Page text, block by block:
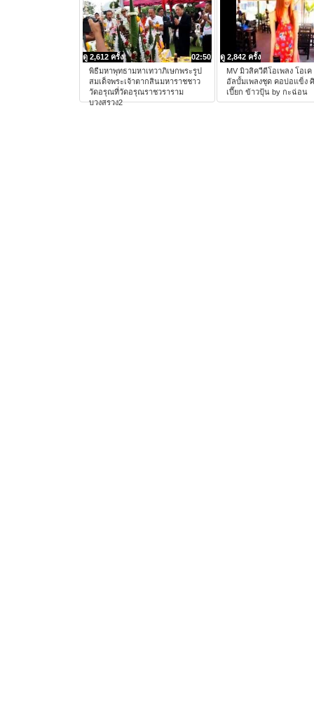
02:50
ดู 2,612 ครั้ง
พิธีมหาพุทธามหาเทวาภิเษกพระรูป
สมเด็จพระเจ้าตากสินมหาราชชาว
วัดอรุณที่วัดอรุณราชวราราม
บวงสรวง2
ดู 2,842 ครั้ง
MV มิวสิควีดีโอเพลง โอเ
อัลบั้มเพลงชุด คอบ่อแข็ง
เปี๊ยก ข้าวปุ้น by กะฉ่อน